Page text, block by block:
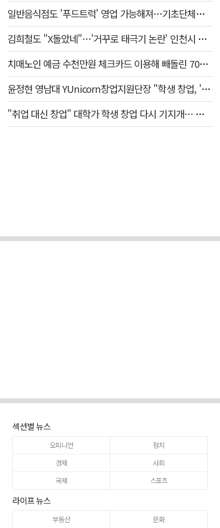
일반음식점도 '푸드트럭' 영업 가능해져…기초단체별 조례 개정 움직임
김희철도 "X돌았네"…'거꾸로 태극기 논란' 인천시 현수막, 이틀 만에 철거
치매노인 예금 수천만원 체크카드 이용해 빼돌린 70대 간병인, 집행유예
윤정현 영남대 YUnicorn창업지원단장 "학생 창업, '팀 빌딩'이 제일 중요"
"취업 대신 창업" 대학가 학생 창업 다시 기지개… 창업자·기업·매출 동반 성장
섹션별 뉴스
오피니언
정치
경제
사회
국제
스포츠
라이프 뉴스
부동산 문화